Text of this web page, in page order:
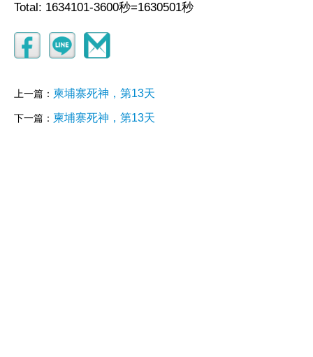
Total: 1634101-3600秒=1630501秒
上一篇： 柬埔寨死神，第13天
下一篇： 柬埔寨死神，第13天